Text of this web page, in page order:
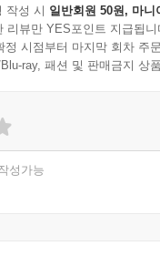
명되는 희망과는 다르
는 존재들, 끝까지 자리
작성 시 일반회원 50원, 마니
리뷰만 YES포인트 지급됩니
정 시점부터 마지막 회차 주
ray, 패션 및 판매금지 상
성가능